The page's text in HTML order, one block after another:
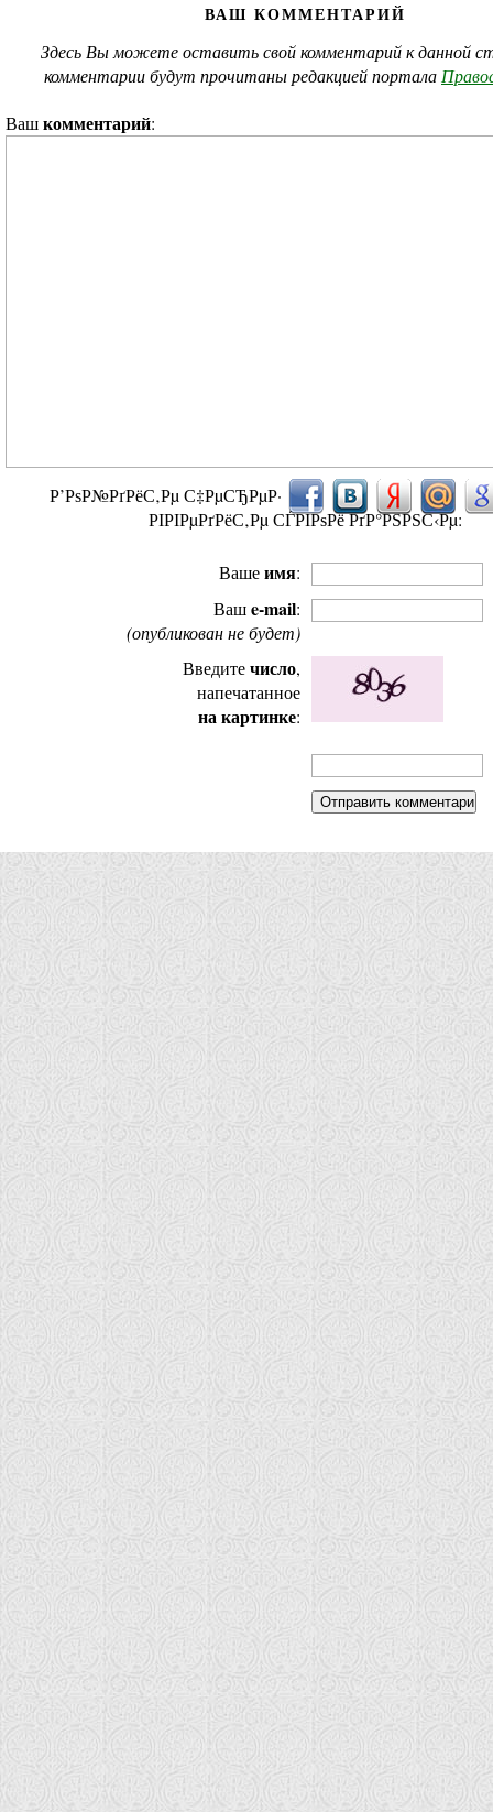
ВАШ КОММЕНТАРИЙ
Здесь Вы можете оставить свой комментарий к данной
комментарии будут прочитаны редакцией портала
Вашкомментарий:
Р’РѕР№РґРёС‚Рµ С‡РµСЂРµР·
РІРІРµРґРёС‚Рµ СЃРІРѕРё РґР°РЅРЅС‹Рµ:
Вашеимя:
Вашe-mail:
(опубликован не будет)
Введитечисло,
напечатанное
на картинке: